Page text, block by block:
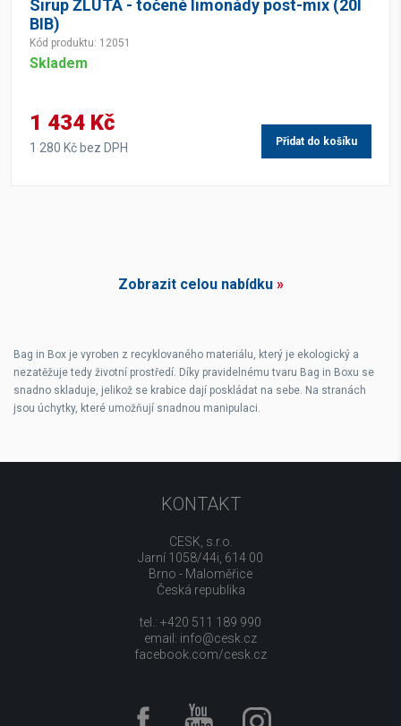
Sirup ŽLUTÁ - točené limonády post-mix (20l
BIB)
Kód produktu: 12051
Skladem
1 434 Kč
1 280 Kč bez DPH Přidat do košíku
Zobrazit celou nabídku»
Bag in Box je vyroben z recyklovaného materiálu, který je ekologický a
nezatěžuje tedy životní prostředí. Díky pravidelnému tvaru Bag in Boxu se
snadno skladuje, jelikož se krabice dají poskládat na sebe. Na stranách
jsou úchytky, které umožňují snadnou manipulaci.
KONTAKT
CESK, s.r.o.
Jarní 1058/44i, 614 00
Brno - Maloměřice
Česká republika
tel.: +420 511 189 990
email: info@cesk.cz
facebook.com/cesk.cz